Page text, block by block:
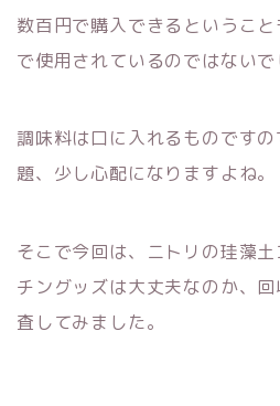
数百円で購入できるというこ
で使用されているのではないで
調味料は口に入れるものです
題、少し心配になりますよね。
そこで今回は、ニトリの珪藻
チングッズは大丈夫なのか、
査してみました。